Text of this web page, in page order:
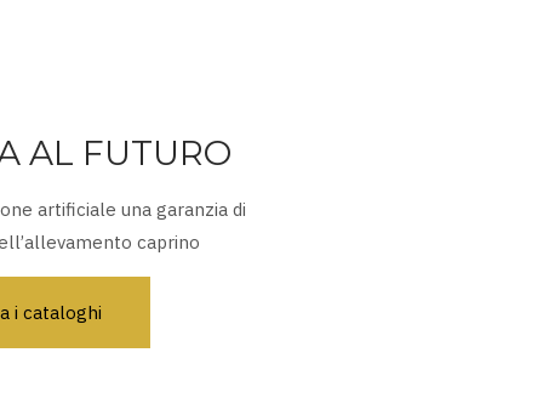
AL FUTURO
artificiale una garanzia di
caprino
i cataloghi